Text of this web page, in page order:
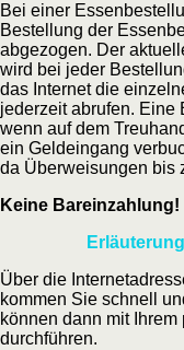
Bei einer
Bestellung der
abgezogen. Der
wird bei jeder
das Internet die
jederzeit abrufen. Eine
wenn auf dem
ein Geldeingang
da Überweisungen bis
Keine Bareinzahlung!
Über die
kommen Sie schnell
können dann mit
durchführen.